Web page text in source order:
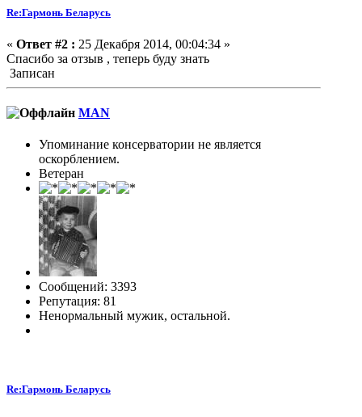
Re:Гармонь Беларусь
« Ответ #2 : 25 Декабря 2014, 00:04:34 »
Спасибо за отзыв , теперь буду знать
Записан
MAN
Упоминание консерватории не является
оскорблением.
Ветеран
Сообщений: 3393
Репутация: 81
Ненормальный мужик, остальной.
Re:Гармонь Беларусь